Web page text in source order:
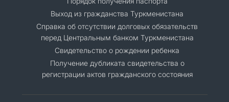
Выход из гражданства Туркменистана
Cправка об отсутствии долговых обязательств
перед Центральным банком Туркменистана
Свидетельство о рождении ребенка
Получение дубликата свидетельства о
регистрации актов гражданского состояния